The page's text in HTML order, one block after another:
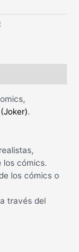
.
los cómics.
los cómics o
través del